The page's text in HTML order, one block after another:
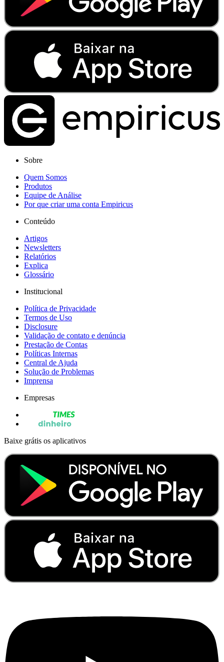
Sobre
Quem Somos
Produtos
Equipe de Análise
Por que criar uma conta Empiricus
Conteúdo
Artigos
Newsletters
Relatórios
Explica
Glossário
Institucional
Política de Privacidade
Termos de Uso
Disclosure
Validação de contato e denúncia
Prestação de Contas
Políticas Internas
Central de Ajuda
Solução de Problemas
Imprensa
Empresas
Baixe grátis os aplicativos